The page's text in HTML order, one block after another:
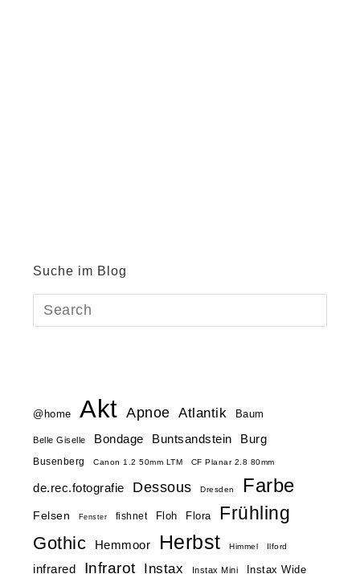
Suche im Blog
@home Akt Apnoe Atlantik Baum
Belle Giselle Bondage Buntsandstein Burg
Busenberg Canon 1.2 50mm LTM CF Planar 2.8 80mm
de.rec.fotografie Dessous Dresden Farbe
Felsen Fenster fishnet Floh Flora Frühling
Gothic Hemmoor Herbst Himmel Ilford
infrared Infrarot Instax Instax Mini
Instax Wide